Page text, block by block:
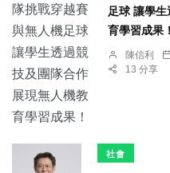
足球 讓學
育學習成果！
陳信利
13 分享
社會